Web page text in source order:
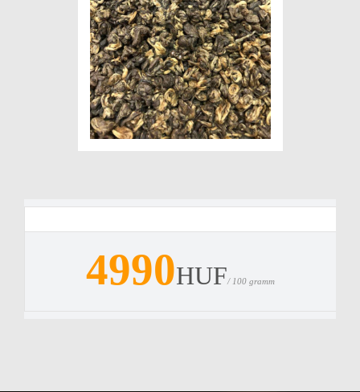
4990HUF/ 100 gramm